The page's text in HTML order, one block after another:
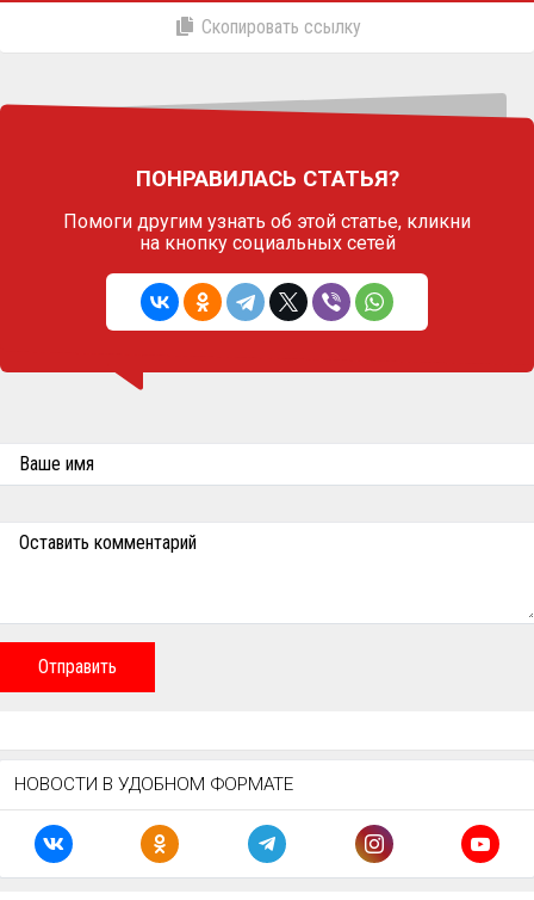
Скопировать ссылку
ПОНРАВИЛАСЬ СТАТЬЯ?
Помоги другим узнать об этой статье, кликни
на кнопку социальных сетей
Ваше имя
Оставить комментарий
Отправить
НОВОСТИ В УДОБНОМ ФОРМАТЕ